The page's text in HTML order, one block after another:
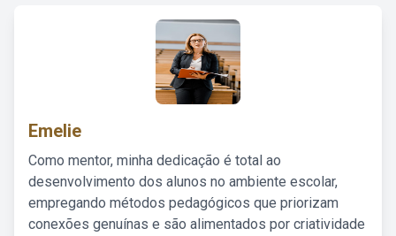
Emelie
Como mentor, minha dedicação é total ao
desenvolvimento dos alunos no ambiente escolar,
empregando métodos pedagógicos que priorizam
conexões genuínas e são alimentados por criatividade